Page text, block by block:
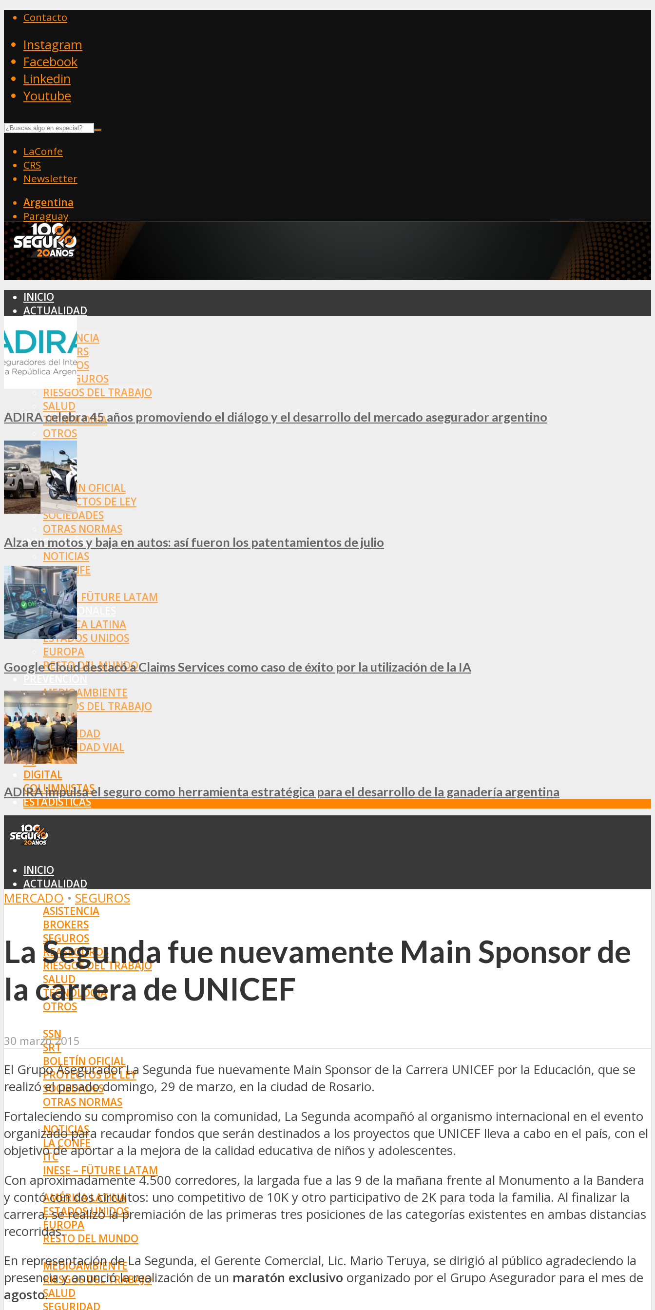
Contacto
Instagram
Facebook
Linkedin
Youtube
LaConfe
CRS
Newsletter
Argentina
Paraguay
INICIO
ACTUALIDAD
ASISTENCIA
BROKERS
SEGUROS
REASEGUROS
RIESGOS DEL TRABAJO
SALUD
TECNOLOGÍA
OTROS
NORMAS
SSN
SRT
BOLETÍN OFICIAL
PROYECTOS DE LEY
SOCIEDADES
OTRAS NORMAS
INNOVACIÓN
NOTICIAS
LA CONFE
ITC
INESE – FÜTURE LATAM
INTERNACIONALES
AMÉRICA LATINA
ESTADOS UNIDOS
EUROPA
RESTO DEL MUNDO
MEDIOAMBIENTE
RIESGOS DEL TRABAJO
SALUD
SEGURIDAD
SEGURIDAD VIAL
TV
DIGITAL
COLUMNISTAS
ESTADÍSTICAS
ADIRA celebra 45 años promoviendo el diálogo y el desarrollo del mercado asegurador argentino
Alza en motos y baja en autos: así fueron los patentamientos de julio
Google Cloud destacó a Claims Services como caso de éxito por la utilización de la IA
ADIRA impulsa el seguro como herramienta estratégica para el desarrollo de la ganadería argentina
INICIO
ACTUALIDAD
MERCADO
ASISTENCIA
BROKERS
SEGUROS
REASEGUROS
RIESGOS DEL TRABAJO
SALUD
TECNOLOGÍA
OTROS
SSN
SRT
BOLETÍN OFICIAL
PROYECTOS DE LEY
SOCIEDADES
OTRAS NORMAS
INNOVACIÓN
NOTICIAS
LA CONFE
ITC
INESE – FÜTURE LATAM
INTERNACIONALES
AMÉRICA LATINA
ESTADOS UNIDOS
EUROPA
RESTO DEL MUNDO
MEDIOAMBIENTE
RIESGOS DEL TRABAJO
SALUD
SEGURIDAD
MERCADO • SEGUROS
La Segunda fue nuevamente Main Sponsor de
la carrera de UNICEF
30 marzo 2015
El Grupo Asegurador La Segunda fue nuevamente Main Sponsor de la Carrera UNICEF por la Educación, que se
realizó el pasado domingo, 29 de marzo, en la ciudad de Rosario.
Fortaleciendo su compromiso con la comunidad, La Segunda acompañó al organismo internacional en el evento
organizado para recaudar fondos que serán destinados a los proyectos que UNICEF lleva a cabo en el país, con el
objetivo de aportar a la mejora de la calidad educativa de niños y adolescentes.
Con aproximadamente 4.500 corredores, la largada fue a las 9 de la mañana frente al Monumento a la Bandera
y contó con dos circuitos: uno competitivo de 10K y otro participativo de 2K para toda la familia. Al finalizar la
carrera, se realizó la premiación de las primeras tres posiciones de las categorías existentes en ambas distancias
recorridas.
En representación de La Segunda, el Gerente Comercial, Lic. Mario Teruya, se dirigió al público agradeciendo la
presencia y anunció la realización de un maratón exclusivo organizado por el Grupo Asegurador para el mes de
agosto.